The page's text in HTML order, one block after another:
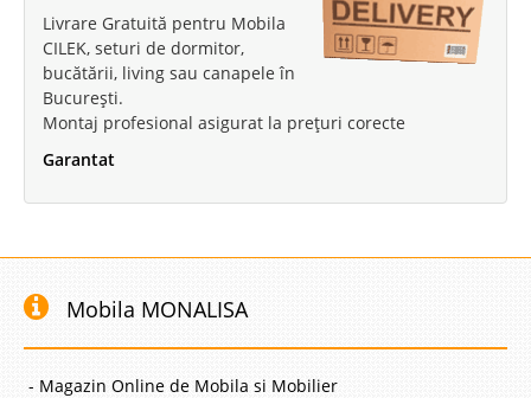
Livrare Gratuită pentru Mobila
CILEK, seturi de dormitor,
bucătării, living sau canapele în
București.
Montaj profesional asigurat la prețuri corecte
Garantat
Mobila MONALISA
- Magazin Online de Mobila si Mobilier